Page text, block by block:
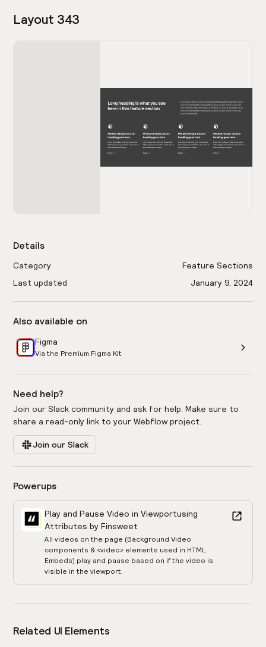
Layout 343
Details
Category
Feature Sections
Last updated
January 9, 2024
Also available on
Figma
Via the Premium Figma Kit
Need help?
Join our Slack community and ask for help. Make sure to
share a read-only link to your Webflow project.
Join our Slack
Powerups
Play and Pause Video in Viewportusing
Attributes by Finsweet
All videos on the page (Background Video
components & <video> elements used in HTML
Embeds) play and pause based on if the video is
visible in the viewport.
Related UI Elements